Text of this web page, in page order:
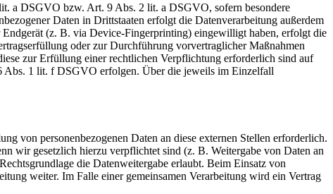
a DSGVO bzw. Art. 9 Abs. 2 lit. a DSGVO, sofern besondere
Daten in Drittstaaten erfolgt die Datenverarbeitung außerdem
(z. B. via Device-Fingerprinting) eingewilligt haben, erfolgt die
oder zur Durchführung vorvertraglicher Maßnahmen
zur Erfüllung einer rechtlichen Verpflichtung erforderlich sind auf
Abs. 1 lit. f DSGVO erfolgen. Über die jeweils im Einzelfall
von personenbezogenen Daten an diese externen Stellen erforderlich.
wir gesetzlich hierzu verpflichtet sind (z. B. Weitergabe von Daten an
die Datenweitergabe erlaubt. Beim Einsatz von
weiter. Im Falle einer gemeinsamen Verarbeitung wird ein Vertrag